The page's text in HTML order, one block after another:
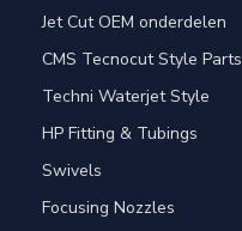
Jet Cut OEM onderdelen
CMS Tecnocut Style Parts
Techni Waterjet Style
HP Fitting & Tubings
Swivels
Focusing Nozzles